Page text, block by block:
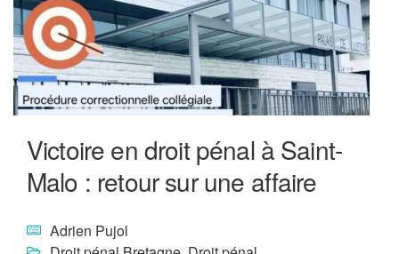
Victoire en droit pénal à Saint-
Malo : retour sur une affaire
Adrien Pujol